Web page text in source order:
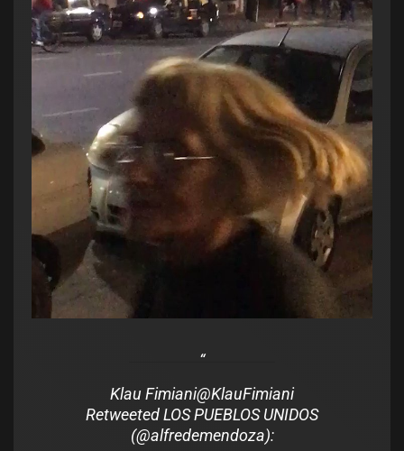
Klau Fimiani@KlauFimiani
Retweeted LOS PUEBLOS UNIDOS
(@alfredemendoza):